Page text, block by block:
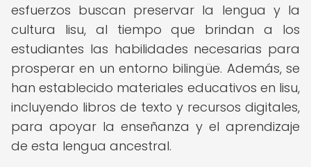
esfuerzos buscan preservar la lengua y la
cultura lisu, al tiempo que brindan a los
estudiantes las habilidades necesarias para
prosperar en un entorno bilingüe. Además, se
han establecido materiales educativos en lisu,
incluyendo libros de texto y recursos digitales,
para apoyar la enseñanza y el aprendizaje
de esta lengua ancestral.